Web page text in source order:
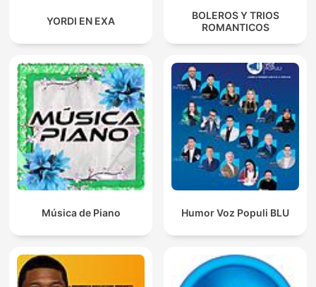
YORDI EN EXA
BOLEROS Y TRIOS
ROMANTICOS
Música de Piano Humor Voz Populi BLU